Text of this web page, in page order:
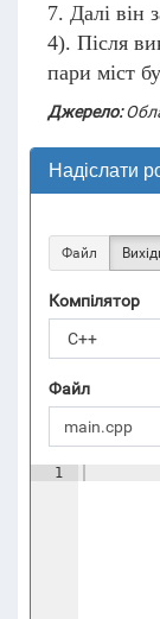
7. Далі він
4). Після
пари міст
Джерело:
Надіслати
Файл
Компілятор
C++
Файл
1